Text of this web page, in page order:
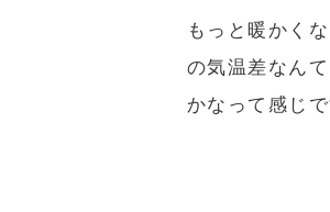
もっと暖かく
の気温差なん
かなって感じで